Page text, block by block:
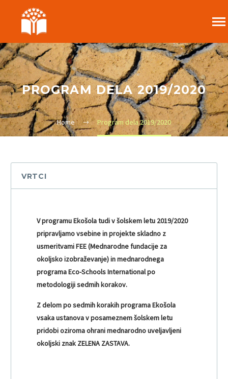
PROGRAM DELA 2019/2020
Home Program dela 2019/2020
VRTCI
V programu Ekošola tudi v šolskem letu 2019/2020
pripravljamo vsebine in projekte skladno z
usmeritvami FEE (Mednarodne fundacije za
okoljsko izobraževanje) in mednarodnega
programa Eco-Schools International po
metodologiji sedmih korakov.
Z delom po sedmih korakih programa Ekošola
vsaka ustanova v posameznem šolskem letu
pridobi oziroma ohrani mednarodno uveljavljeni
okoljski znak ZELENA ZASTAVA.